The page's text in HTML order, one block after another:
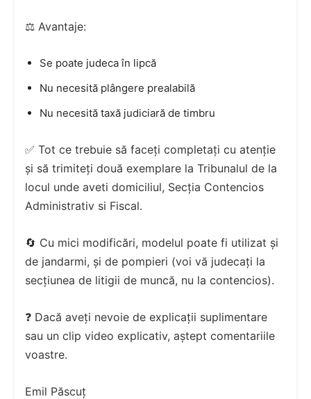
⚖️ Avantaje:
Se poate judeca în lipcă
Nu necesită plângere prealabilă
Nu necesită taxă judiciară de timbru
✅ Tot ce trebuie să faceți completați cu atenție
și să trimiteți două exemplare la Tribunalul de la
locul unde aveti domiciliul, Secția Contencios
Administrativ si Fiscal.
🔄 Cu mici modificări, modelul poate fi utilizat și
de jandarmi, și de pompieri (voi vă judecați la
secțiunea de litigii de muncă, nu la contencios).
❓ Dacă aveți nevoie de explicații suplimentare
sau un clip video explicativ, aștept comentariile
voastre.
Emil Păscuț